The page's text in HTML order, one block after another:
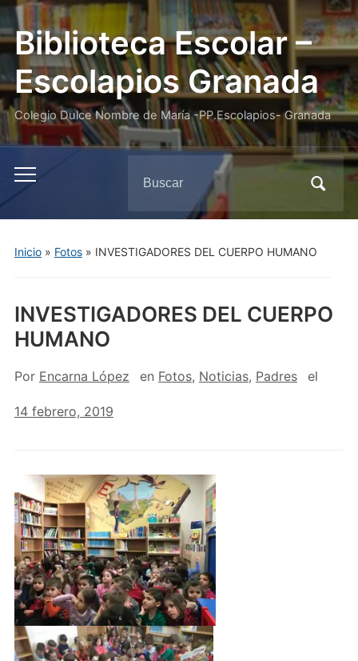
Biblioteca Escolar –
Escolapios Granada
Colegio Dulce Nombre de María -PP.Escolapios- Granada
Alternar
menú
móvil
Inicio» Fotos» INVESTIGADORES DEL CUERPO HUMANO
INVESTIGADORES DEL CUERPO
HUMANO
Por Encarna López en Fotos, Noticias, Padres el
14 febrero, 2019